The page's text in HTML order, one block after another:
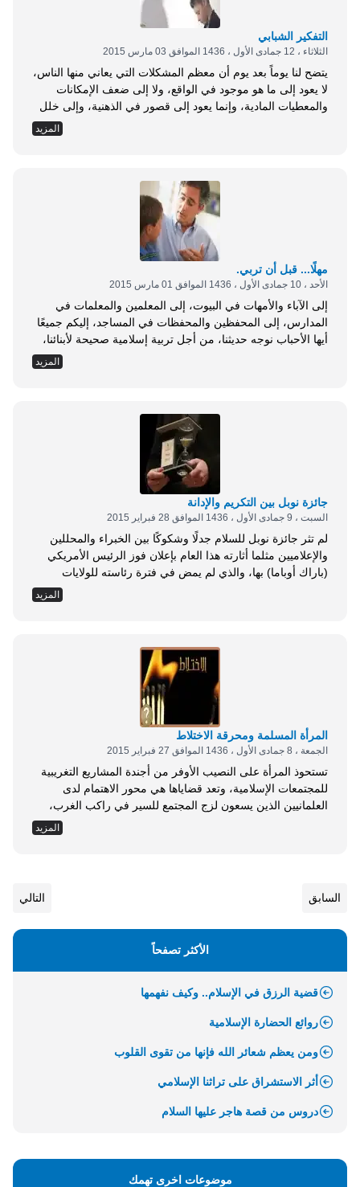
التفكير الشبابي
الثلاثاء ، 12 جمادى الأول ، 1436 الموافق 03 مارس 2015
يتضح لنا يوماً بعد يوم أن معظم المشكلات التي يعاني منها الناس،
لا يعود إلى ما هو موجود في الواقع، ولا إلى ضعف الإمكانات
والمعطيات المادية، وإنما يعود إلى قصور في الذهنية، وإلى خلل
في رؤية الأشياء، وإلى خلل في آلية التفكير وعتاد العقل. ولو أننا
تأملنا في طريقة تفكير الشباب لوجدنا أن لها طابعاً خاصاً يميزها
المزيد
مهلًا... قبل أن تربي.
الأحد ، 10 جمادى الأول ، 1436 الموافق 01 مارس 2015
إلى الآباء والأمهات في البيوت، إلى المعلمين والمعلمات في
المدارس، إلى المحفظين والمحفظات في المساجد، إليكم جميعًا
أيها الأحباب نوجه حديثنا، من أجل تربية إسلامية صحيحة لأبنائنا،
نسلط الضوء على مجموعة من الصفات الجوهرية والمهمة لكل
من وضع الله بين يديه هذه الأمانة، فإنه، سبحانه، سائله عنها غدًا
المزيد
جائزة نوبل بين التكريم والإدانة
السبت ، 9 جمادى الأول ، 1436 الموافق 28 فبراير 2015
لم تثر جائزة نوبل للسلام جدلًا وشكوكًا بين الخبراء والمحللين
والإعلاميين مثلما أثارته هذا العام بإعلان فوز الرئيس الأمريكي
(باراك أوباما) بها، والذي لم يمض في فترة رئاسته للولايات
المتحدة سوى تسعة أشهر فقط. وجائزة نوبل، المنسوبة إلى
صاحبها العالم السويدي ألفرد نوبل (مكتشف الديناميت)، يتم
المزيد
المرأة المسلمة ومحرقة الاختلاط
الجمعة ، 8 جمادى الأول ، 1436 الموافق 27 فبراير 2015
تستحوذ المرأة على النصيب الأوفر من أجندة المشاريع التغريبية
للمجتمعات الإسلامية، وتعد قضاياها هي محور الاهتمام لدى
العلمانيين الذين يسعون لزج المجتمع للسير في راكب الغرب،
وذلك لعلمهم أن المرأة هي مفتاح كل تغيير، وركيزة كل تطوير،
وأن أي محاولات أو مخططات لن تنجح أبدًا إلا إذا كان للمرأة بها
المزيد
السابق التالي
الأكثر تصفحاً
قضية الرزق في الإسلام.. وكيف نفهمها
روائع الحضارة الإسلامية
ومن يعظم شعائر الله فإنها من تقوى القلوب
أثر الاستشراق على تراثنا الإسلامي
دروس من قصة هاجر عليها السلام
موضوعات اخرى تهمك